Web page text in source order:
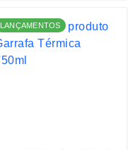
LANÇAMENTOS